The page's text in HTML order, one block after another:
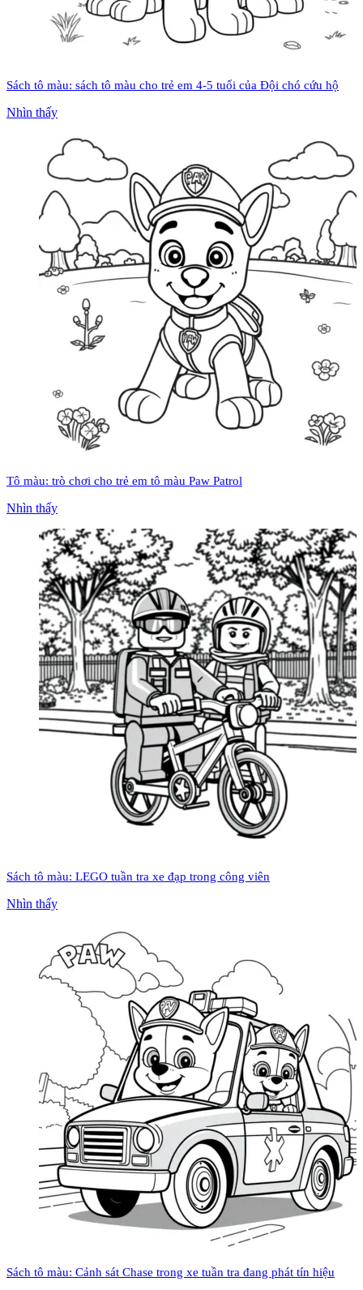
Sách tô màu: sách tô màu cho trẻ em 4-5 tuổi của Đội chó cứu hộ
Nhìn thấy
Tô màu: trò chơi cho trẻ em tô màu Paw Patrol
Nhìn thấy
Sách tô màu: LEGO tuần tra xe đạp trong công viên
Nhìn thấy
Sách tô màu: Cảnh sát Chase trong xe tuần tra đang phát tín hiệu